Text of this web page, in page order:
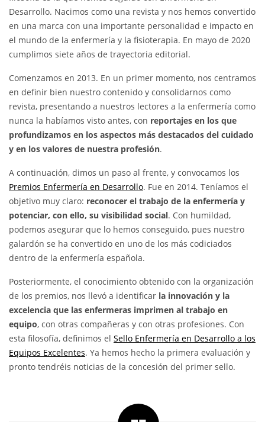
Desarrollo. Nacimos como una revista y nos hemos convertido
en una marca con una importante personalidad e impacto en
el mundo de la enfermería y la fisioterapia. En mayo de 2020
cumplimos siete años de trayectoria editorial.
Comenzamos en 2013. En un primer momento, nos centramos
en definir bien nuestro contenido y consolidarnos como
revista, presentando a nuestros lectores a la enfermería como
nunca la habíamos visto antes, con reportajes en los que
profundizamos en los aspectos más destacados del cuidado
y en los valores de nuestra profesión.
A continuación, dimos un paso al frente, y convocamos los
Premios Enfermería en Desarrollo. Fue en 2014. Teníamos el
objetivo muy claro: reconocer el trabajo de la enfermería y
potenciar, con ello, su visibilidad social. Con humildad,
podemos asegurar que lo hemos conseguido, pues nuestro
galardón se ha convertido en uno de los más codiciados
dentro de la enfermería española.
Posteriormente, el conocimiento obtenido con la organización
de los premios, nos llevó a identificar la innovación y la
excelencia que las enfermeras imprimen al trabajo en
equipo, con otras compañeras y con otras profesiones. Con
esta filosofía, definimos el Sello Enfermería en Desarrollo a los
Equipos Excelentes. Ya hemos hecho la primera evaluación y
pronto tendréis noticias de la concesión del primer sello.